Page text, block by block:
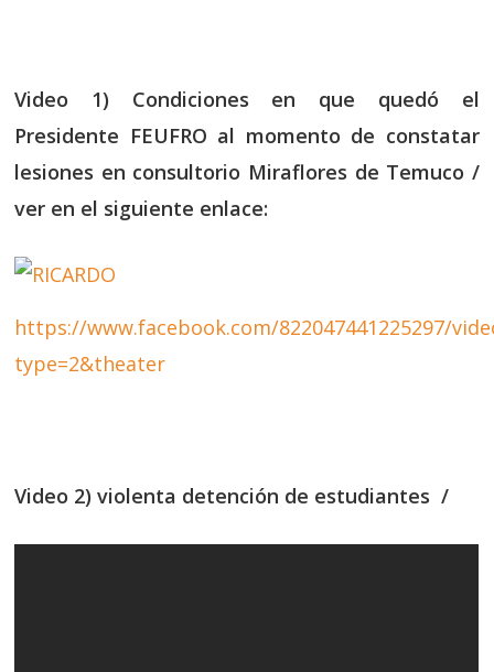
Video 1) Condiciones en que quedó el
Presidente FEUFRO al momento de constatar
lesiones en consultorio Miraflores de Temuco /
ver en el siguiente enlace:
https://www.facebook.com/822047441225297/
type=2&theater
Video 2) violenta detención de estudiantes /